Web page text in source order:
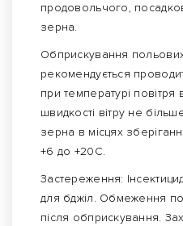
продовольчого,
зерна.
Обприскування
рекомендується
при температурі повітря
швидкості вітру не
зерна в місцях
+6 до +20С.
Застереження:
для бджіл. Обмеження
після обприскування.